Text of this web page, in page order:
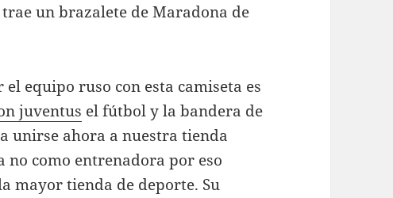
un brazalete de Maradona de
equipo ruso con esta camiseta es
juventus el fútbol y la bandera de
unirse ahora a nuestra tienda
no como entrenadora por eso
mayor tienda de deporte. Su